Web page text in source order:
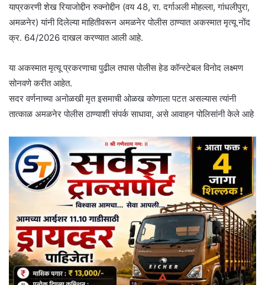
याप्रकरणी शेख रियाजोद्दीन रुक्नोद्दीन (वय 48, रा. दर्गाअली मोहल्ला, गांधलीपुरा,
अमळनेर) यांनी दिलेल्या माहितीवरून अमळनेर पोलीस ठाण्यात अकस्मात मृत्यू नोंद
क्र. 64/2026 दाखल करण्यात आली आहे.
या अकस्मात मृत्यू प्रकरणाचा पुढील तपास पोलीस हेड कॉन्स्टेबल विनोद लक्ष्मण
सोनवणे करीत आहेत.
सदर वर्णनाच्या अनोळखी मृत इसमाची ओळख कोणाला पटत असल्यास त्यांनी
तात्काळ अमळनेर पोलीस ठाण्याशी संपर्क साधावा, असे आवाहन पोलिसांनी केले आहे